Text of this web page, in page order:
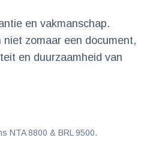
en vakmanschap.
niet zomaar een document,
en duurzaamheid van
NTA 8800 & BRL 9500.